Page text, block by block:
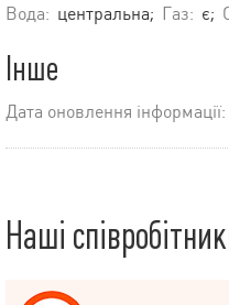
Вода: центральна; Газ: є;
Інше
Дата оновлення інформації:
Наші